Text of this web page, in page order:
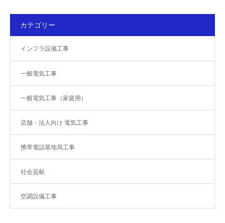
カテゴリー
インフラ設備工事
一般電気工事
一般電気工事（家庭用）
店舗・法人向け 電気工事
携帯電話基地局工事
社会貢献
空調設備工事